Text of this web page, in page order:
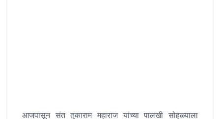
आजपासून संत तुकाराम महाराज यांच्या पालखी सोहळ्याला